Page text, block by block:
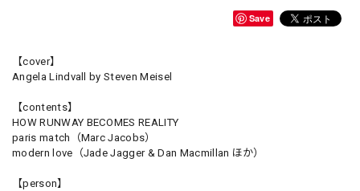
Save
【cover】
Angela Lindvall by Steven Meisel
【contents】
HOW RUNWAY BECOMES REALITY
paris match（Marc Jacobs）
modern love（Jade Jagger & Dan Macmillan ほか）
【person】